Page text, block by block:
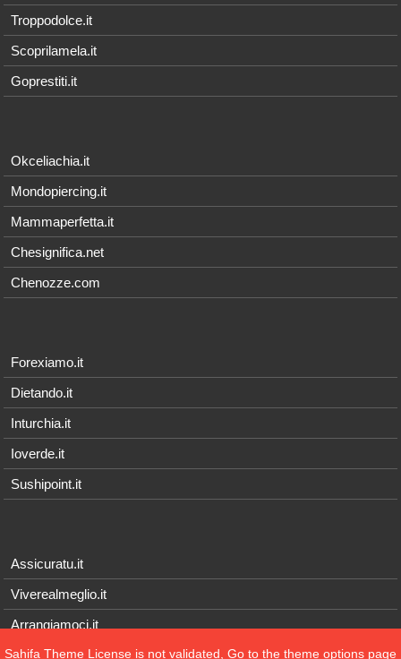
Troppodolce.it
Scoprilamela.it
Goprestiti.it
Okceliachia.it
Mondopiercing.it
Mammaperfetta.it
Chesignifica.net
Chenozze.com
Forexiamo.it
Dietando.it
Inturchia.it
Ioverde.it
Sushipoint.it
Assicuratu.it
Viverealmeglio.it
Arrangiamoci.it
Tecnichef.it
Sahifa Theme License is not validated, Go to the theme options page